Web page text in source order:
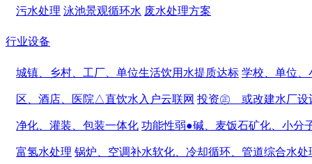
污水处理 泳池景观循环水 废水处理方案
行业设备
城镇、乡村、工厂、单位生活饮用水提质达标 学校、单位、
区、酒店、医院△直饮水入户云联网 投资㊣ 或改建水厂设
净化、灌装、包装一体化 功能性弱●碱、麦饭石矿化、小分
富氢水处理 锅炉、空调补水软化、冷却循环、管道综合水处